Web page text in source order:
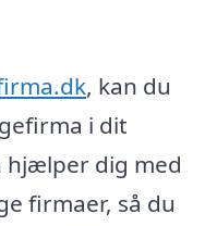
, kan du
i dit
hjælper dig med
firmaer, så du